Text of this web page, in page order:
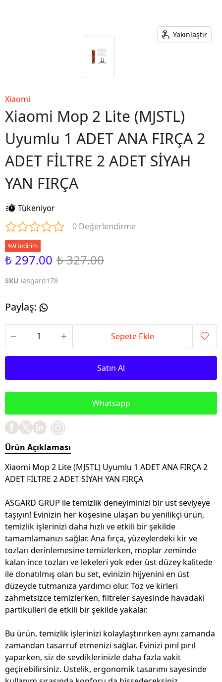
Yakınlaştır
Xiaomi
Xiaomi Mop 2 Lite (MJSTL)
Uyumlu 1 ADET ANA FIRÇA 2
ADET FİLTRE 2 ADET SİYAH
YAN FIRÇA
Tükeniyor
0 Değerlendirme
%9 İndirim
₺ 297.00 ₺ 327.00
SKU iasgard178
Paylaş:
Sepete Ekle
Satın Al
Whatsapp
Ürün Açıklaması
Xiaomi Mop 2 Lite (MJSTL) Uyumlu 1 ADET ANA FIRÇA 2
ADET FİLTRE 2 ADET SİYAH YAN FIRÇA
ASGARD GRUP ile temizlik deneyiminizi bir üst seviyeye
taşıyın! Evinizin her köşesine ulaşan bu yenilikçi ürün,
temizlik işlerinizi daha hızlı ve etkili bir şekilde
tamamlamanızı sağlar. Ana fırça, yüzeylerdeki kir ve
tozları derinlemesine temizlerken, moplar zeminde
kalan ince tozları ve lekeleri yok eder üst düzey kalitede
ile donatılmış olan bu set, evinizin hijyenini en üst
düzeyde tutmanıza yardımcı olur. Toz ve kirleri
zahmetsizce temizlerken, filtreler sayesinde havadaki
partikülleri de etkili bir şekilde yakalar.
Bu ürün, temizlik işlerinizi kolaylaştırırken aynı zamanda
zamandan tasarruf etmenizi sağlar. Evinizi pırıl pırıl
yaparken, siz de sevdiklerinizle daha fazla vakit
geçirebilirsiniz. Üstelik, ergonomik tasarımı sayesinde